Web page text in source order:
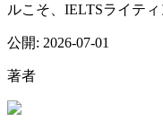
ルこそ、IELTSライテ
公開: 2026-07-01
著者